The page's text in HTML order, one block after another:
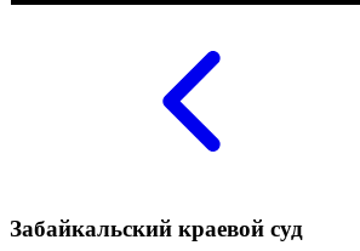
Забайкальский краевой суд